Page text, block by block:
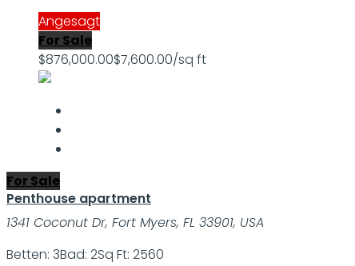
Angesagt
For Sale
$876,000.00$7,600.00/sq ft
For Sale
Penthouse apartment
1341 Coconut Dr, Fort Myers, FL 33901, USA
Betten: 3Bad: 2Sq Ft: 2560